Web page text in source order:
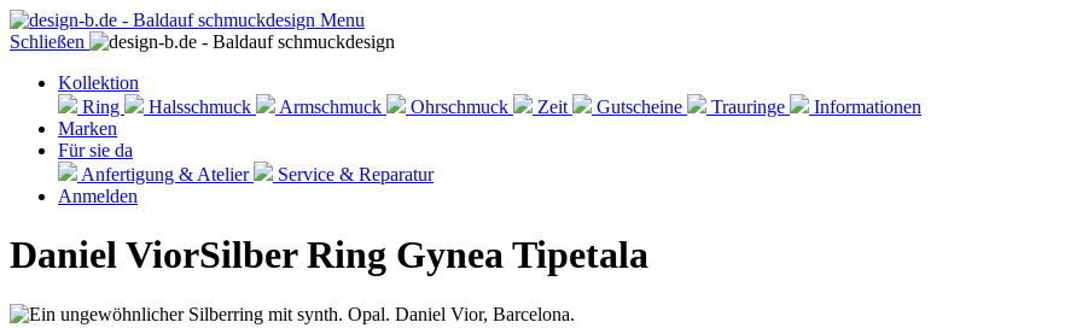
Menu
Schließen
Kollektion
Ring
Halsschmuck Armschmuck Ohrschmuck Zeit Gutscheine Trauringe
Informationen
Marken
Für sie da
Anfertigung & Atelier
Service & Reparatur
Anmelden
Daniel ViorSilber Ring Gynea Tipetala